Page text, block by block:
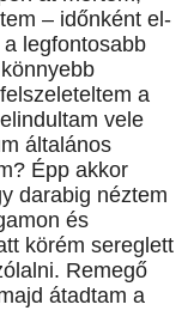
– időnként el-
legfontosabb
a
vele
általános
Épp akkor
darabig néztem
és
körém sereglett
Remegő
átadtam a